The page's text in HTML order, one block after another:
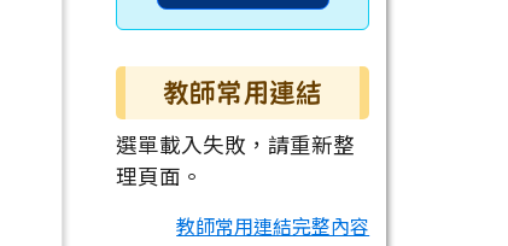
教師常用連結
選單載入失敗，請重新整
理頁面。
教師常用連結完整內容